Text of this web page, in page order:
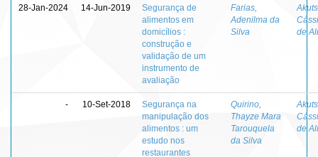
28-Jan-2024 14-Jun-2019
Segurança de
alimentos em
domicílios :
construção e
validação de um
instrumento de
avaliação
Farias,
Adenilma da
Silva
de
- 10-Set-2018
Segurança na
manipulação dos
alimentos : um
estudo nos
restaurantes
Quirino,
Thayze Mara
Tarouquela
da Silva
de